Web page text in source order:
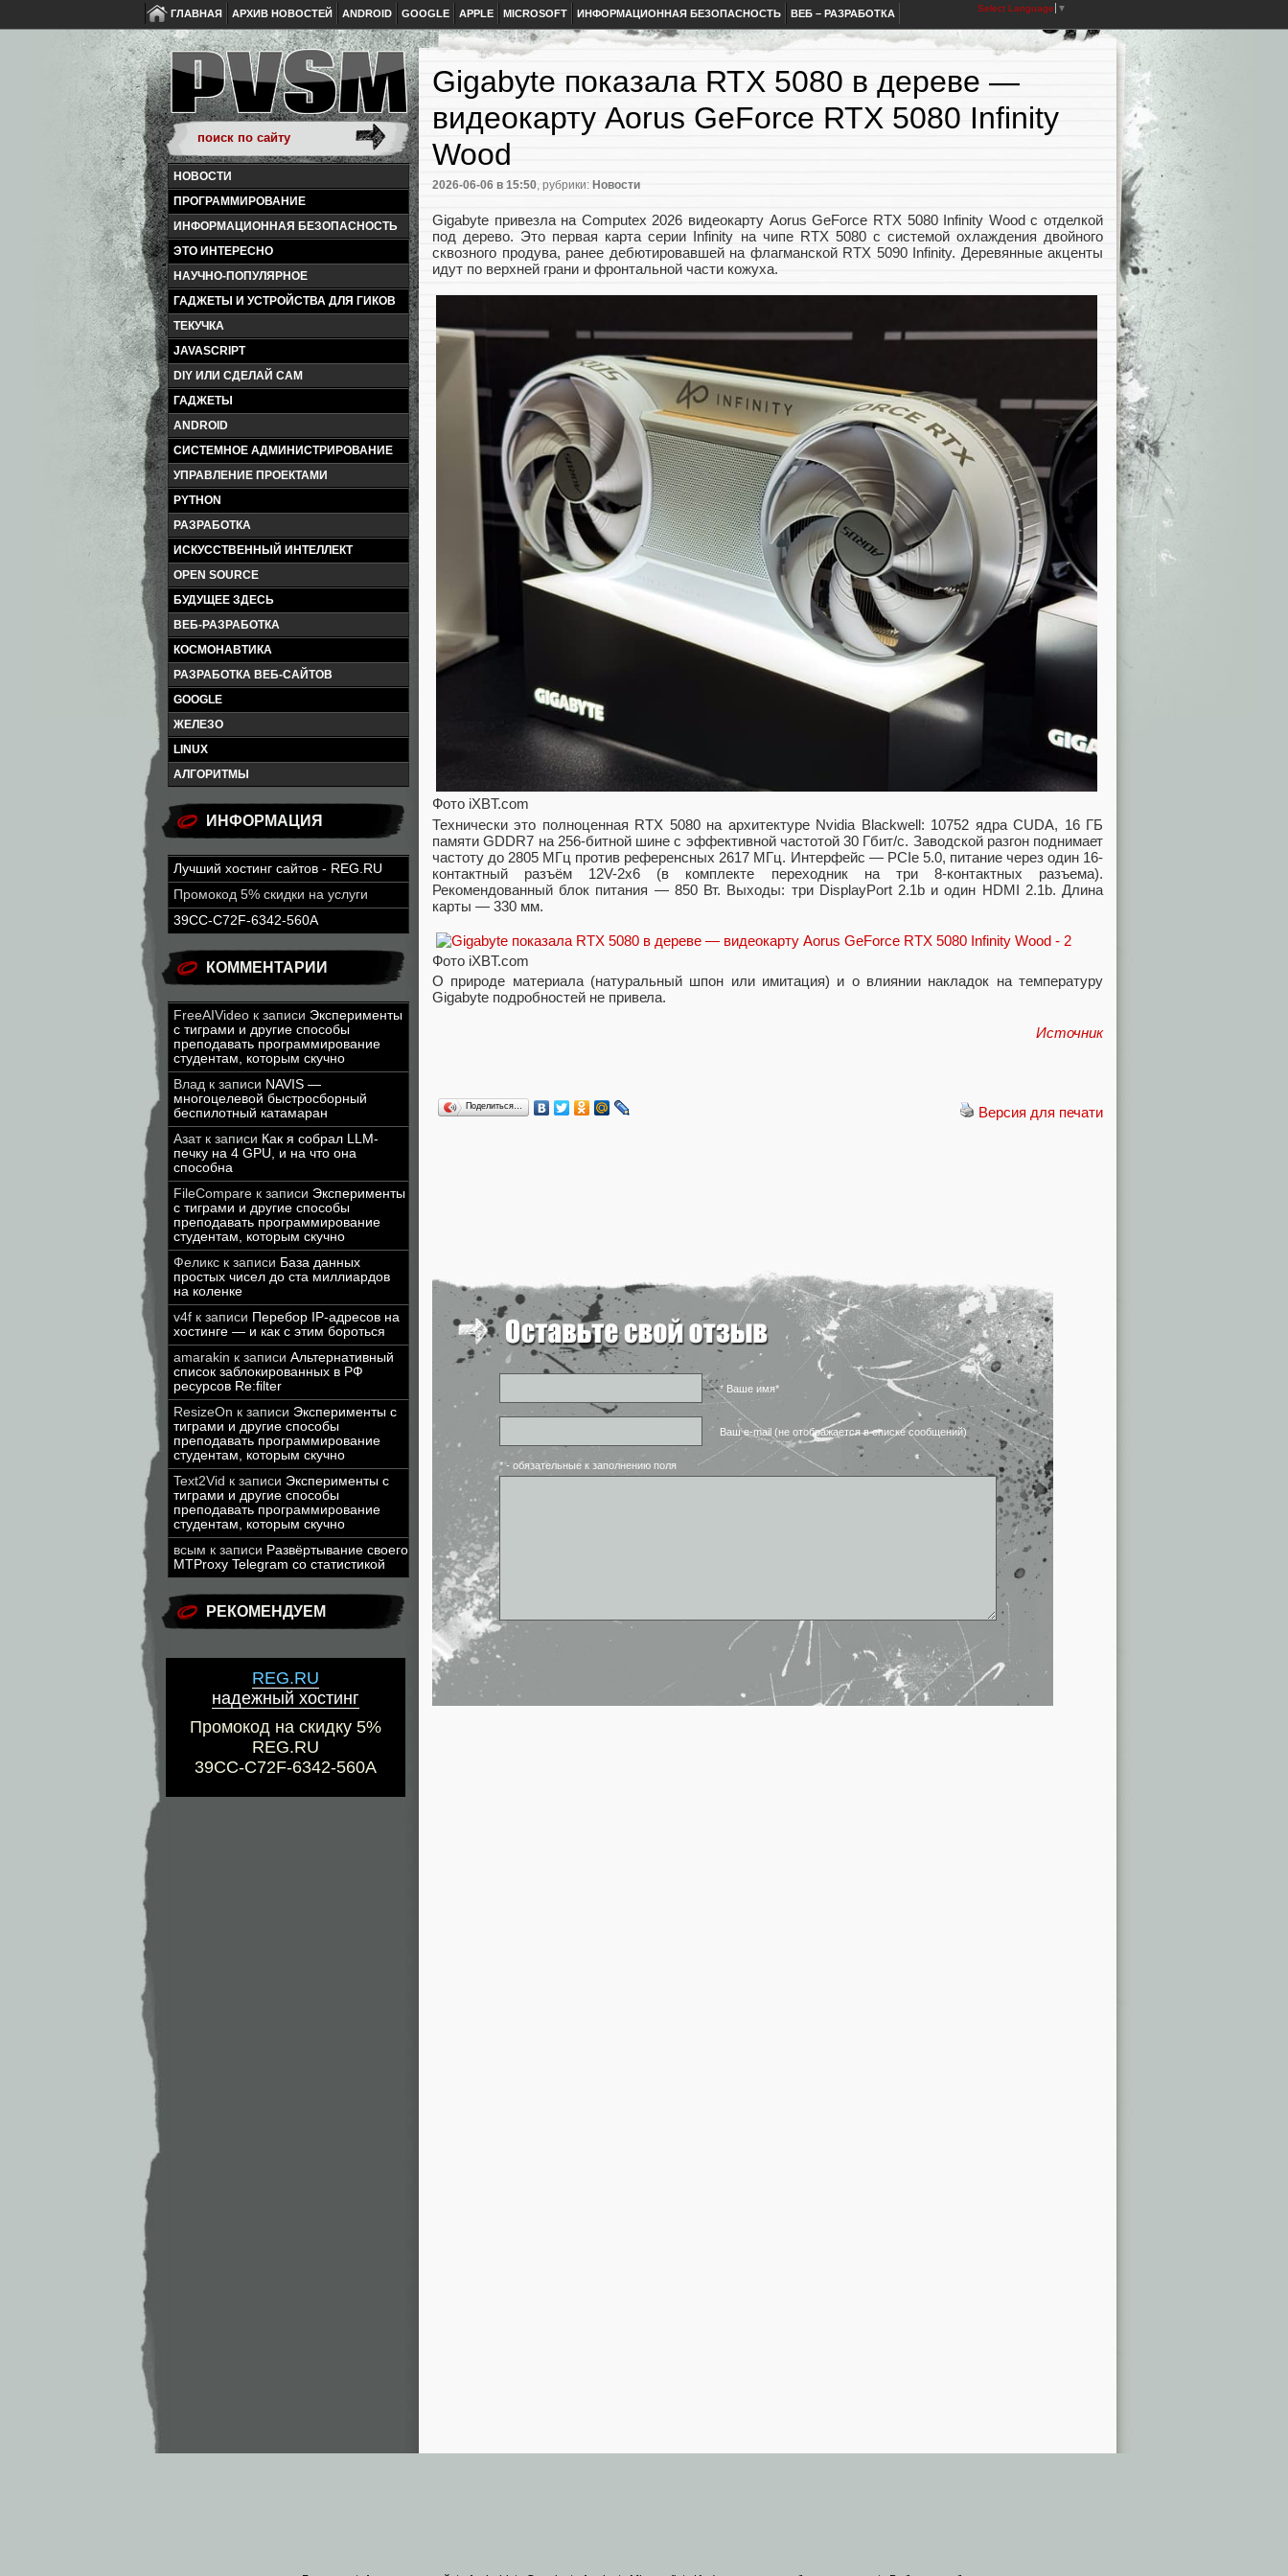
ГЛАВНАЯ АРХИВ НОВОСТЕЙ ANDROID GOOGLE APPLE MICROSOFT ИНФОРМАЦИОННАЯ БЕЗОПАСНОСТЬ ВЕБ – РАЗРАБОТКА Select Language ▼
НОВОСТИ
ПРОГРАММИРОВАНИЕ
ИНФОРМАЦИОННАЯ БЕЗОПАСНОСТЬ
ЭТО ИНТЕРЕСНО
НАУЧНО-ПОПУЛЯРНОЕ
ГАДЖЕТЫ И УСТРОЙСТВА ДЛЯ ГИКОВ
ТЕКУЧКА
JAVASCRIPT
DIY ИЛИ СДЕЛАЙ САМ
ГАДЖЕТЫ
ANDROID
СИСТЕМНОЕ АДМИНИСТРИРОВАНИЕ
УПРАВЛЕНИЕ ПРОЕКТАМИ
PYTHON
РАЗРАБОТКА
ИСКУССТВЕННЫЙ ИНТЕЛЛЕКТ
OPEN SOURCE
БУДУЩЕЕ ЗДЕСЬ
ВЕБ-РАЗРАБОТКА
КОСМОНАВТИКА
РАЗРАБОТКА ВЕБ-САЙТОВ
GOOGLE
ЖЕЛЕЗО
LINUX
АЛГОРИТМЫ
ИНФОРМАЦИЯ
Лучший хостинг сайтов - REG.RU
Промокод 5% скидки на услуги
39CC-C72F-6342-560A
КОММЕНТАРИИ
FreeAIVideo к записи Эксперименты
с тиграми и другие способы
преподавать программирование
студентам, которым скучно
Влад к записи NAVIS —
многоцелевой быстросборный
беспилотный катамаран
Азатк записи Как я собрал LLM-
печку на 4 GPU, и на что она
способна
FileCompare к записи Эксперименты
с тиграми и другие способы
преподавать программирование
студентам, которым скучно
Феликс к записи База данных
простых чисел до ста миллиардов
на коленке
v4f к записи Перебор IP-адресов на
хостинге — и как с этим бороться
amarakin к записи Альтернативный
список заблокированных в РФ
ресурсов Re:filter
ResizeOn к записи Эксперименты с
тиграми и другие способы
преподавать программирование
студентам, которым скучно
Text2Vid к записи Эксперименты с
тиграми и другие способы
преподавать программирование
студентам, которым скучно
всым к записи Развёртывание своего
MTProxy Telegram со статистикой
РЕКОМЕНДУЕМ
REG.RU
надежный хостинг
Промокод на скидку 5%
REG.RU
39CC-C72F-6342-560A
Gigabyte показала RTX 5080 в дереве —
видеокарту Aorus GeForce RTX 5080 Infinity
Wood
2026-06-06 в 15:50, рубрики: Новости
Gigabyte привезла на Computex 2026 видеокарту Aorus GeForce RTX 5080 Infinity Wood с отделкой
под дерево. Это первая карта серии Infinity на чипе RTX 5080 с системой охлаждения двойного
сквозного продува, ранее дебютировавшей на флагманской RTX 5090 Infinity. Деревянные акценты
идут по верхней грани и фронтальной части кожуха.
Фото iXBT.com
Технически это полноценная RTX 5080 на архитектуре Nvidia Blackwell: 10752 ядра CUDA, 16 ГБ
памяти GDDR7 на 256-битной шине с эффективной частотой 30 Гбит/с. Заводской разгон поднимает
частоту до 2805 МГц против референсных 2617 МГц. Интерфейс — PCIe 5.0, питание через один 16-
контактный разъём 12V-2x6 (в комплекте переходник на три 8-контактных разъема).
Рекомендованный блок питания — 850 Вт. Выходы: три DisplayPort 2.1b и один HDMI 2.1b. Длина
карты — 330 мм.
Фото iXBT.com
О природе материала (натуральный шпон или имитация) и о влиянии накладок на температуру
Gigabyte подробностей не привела.
Источник
Версия для печати
Поделиться…
* Ваше имя*
Ваш e-mail (не отображается в списке сообщений)
* - обязательные к заполнению поля